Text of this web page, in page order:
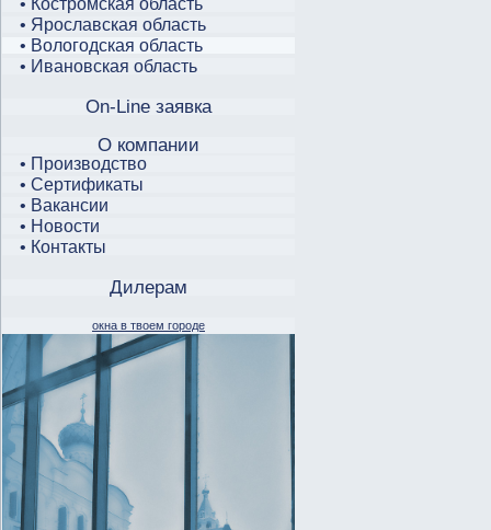
• Костромская область
• Ярославская область
• Вологодская область
• Ивановская область
On-Line заявка
О компании
• Производство
• Сертификаты
• Вакансии
• Новости
• Контакты
Дилерам
окна в твоем городе